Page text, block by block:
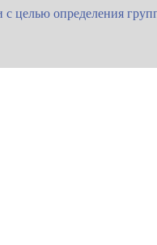
целью определения